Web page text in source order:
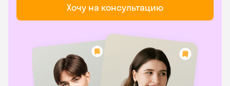
Хочу на консультацию